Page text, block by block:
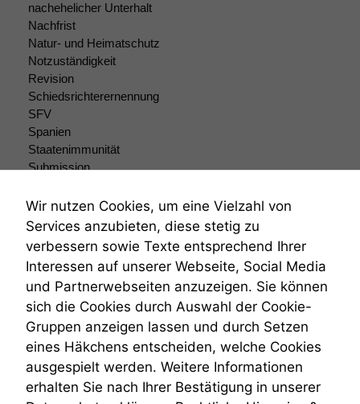
nachehelicher Unterhalt
Nachfrist
Natur- und Heimatschutz
Notzuständigkeit
Revision
Schiedsrichterernennung
SFV
Spanien
Staatenimmunität
Submission
Teilungsklage
Venezuela
VRK
Wiederherstellungsanordnung
Zivilprozessordnung
ZPO
Zustellfiktion
Zuständigkeit
Öffentliches Personalrecht
Öffentlichkeitsprinzip
Wir nutzen Cookies, um eine Vielzahl von
Services anzubieten, diese stetig zu
verbessern sowie Texte entsprechend Ihrer
Interessen auf unserer Webseite, Social Media
und Partnerwebseiten anzuzeigen. Sie können
sich die Cookies durch Auswahl der Cookie-
Gruppen anzeigen lassen und durch Setzen
eines Häkchens entscheiden, welche Cookies
ausgespielt werden. Weitere Informationen
erhalten Sie nach Ihrer Bestätigung in unserer
Funktionalität
Einige
Funktionen auf
dieser Website
sind optional.
Wenn Sie
diese Option
deaktivieren,
kann die
Website nicht
zu 100%
funktionieren.